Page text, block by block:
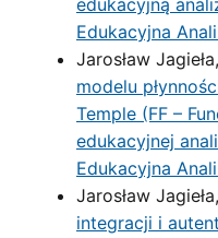
edukacyjną
Edukacyjna
Jarosław
modelu
Temple (FF –
edukacyjnej
Edukacyjna
Jarosław Jagieła,
integracji i